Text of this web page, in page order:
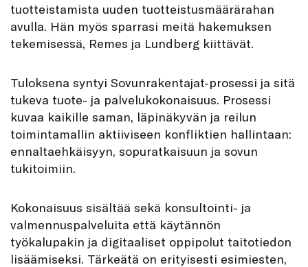
tuotteistamista uuden tuotteistusmäärärahan
avulla. Hän myös sparrasi meitä hakemuksen
tekemisessä, Remes ja Lundberg kiittävät.
Tuloksena syntyi Sovunrakentajat-prosessi ja sitä
tukeva tuote- ja palvelukokonaisuus. Prosessi
kuvaa kaikille saman, läpinäkyvän ja reilun
toimintamallin aktiiviseen konfliktien hallintaan:
ennaltaehkäisyyn, sopuratkaisuun ja sovun
tukitoimiin.
Kokonaisuus sisältää sekä konsultointi- ja
valmennuspalveluita että käytännön
työkalupakin ja digitaaliset oppipolut taitotiedon
lisäämiseksi. Tärkeätä on erityisesti esimiesten,